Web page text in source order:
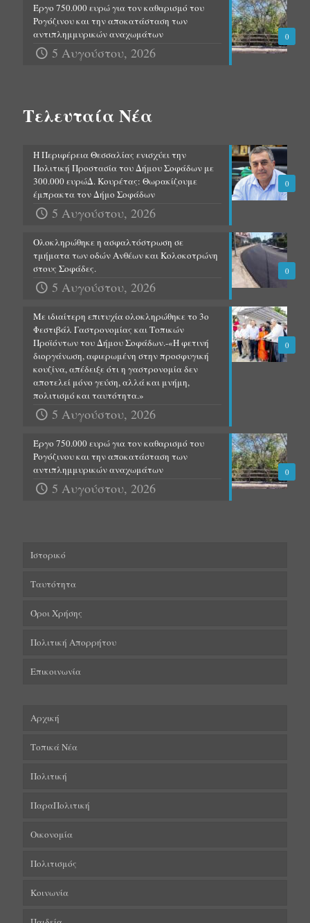
0
Έργο 750.000 ευρώ για τον καθαρισμό του
Ρογόζινου και την αποκατάσταση των
αντιπλημμυρικών αναχωμάτων
5 Αυγούστου, 2026
Τελευταία Νέα
0
Η Περιφέρεια Θεσσαλίας ενισχύει την
Πολιτική Προστασία του Δήμου Σοφάδων με
300.000 ευρώΔ. Κουρέτας: Θωρακίζουμε
έμπρακτα τον Δήμο Σοφάδων
5 Αυγούστου, 2026
0
Ολοκληρώθηκε η ασφαλτόστρωση σε
τμήματα των οδών Ανθέων και Κολοκοτρώνη
στους Σοφάδες.
5 Αυγούστου, 2026
0
Με ιδιαίτερη επιτυχία ολοκληρώθηκε το 3ο
Φεστιβάλ Γαστρονομίας και Τοπικών
Προϊόντων του Δήμου Σοφάδων.-«Η φετινή
διοργάνωση, αφιερωμένη στην προσφυγική
κουζίνα, απέδειξε ότι η γαστρονομία δεν
αποτελεί μόνο γεύση, αλλά και μνήμη,
πολιτισμό και ταυτότητα.»
5 Αυγούστου, 2026
0
Έργο 750.000 ευρώ για τον καθαρισμό του
Ρογόζινου και την αποκατάσταση των
αντιπλημμυρικών αναχωμάτων
5 Αυγούστου, 2026
Ιστορικό
Ταυτότητα
Όροι Χρήσης
Πολιτική Απορρήτου
Επικοινωνία
Αρχική
Τοπικά Νέα
Πολιτική
ΠαραΠολιτική
Οικονομία
Πολιτισμός
Κοινωνία